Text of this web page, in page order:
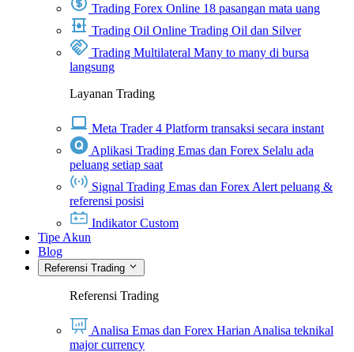
Trading Forex Online 18 pasangan mata uang
Trading Oil Online Trading Oil dan Silver
Trading Multilateral Many to many di bursa
langsung
Layanan Trading
Meta Trader 4 Platform transaksi secara instant
Aplikasi Trading Emas dan Forex Selalu ada
peluang setiap saat
Signal Trading Emas dan Forex Alert peluang &
referensi posisi
Indikator Custom
Tipe Akun
Blog
Referensi Trading
Referensi Trading
Analisa Emas dan Forex Harian Analisa teknikal
major currency